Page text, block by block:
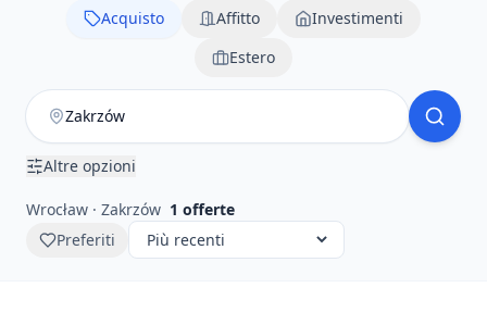
Acquisto Affitto
Investimenti
Estero
Altre opzioni
Wrocław · Zakrzów 1 offerte
Preferiti